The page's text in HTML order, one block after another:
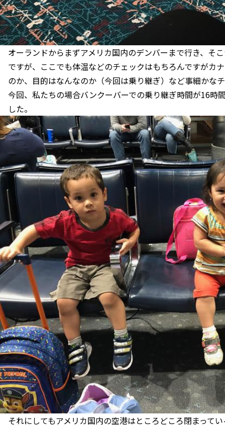
オーランドからまずアメリカ国内のデンバーまで行き、そ
ですが、ここでも体温などのチェックはもちろんですがカ
のか、目的はなんなのか（今回は乗り継ぎ）など事細かな
今回、私たちの場合バンクーバーでの乗り継ぎ時間が16時
した。
それにしてもアメリカ国内の空港はところどころ閉まって